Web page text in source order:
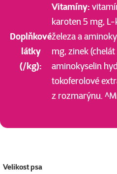
Doplňkové
látky
(/kg):
Vitamíny:
karoten 5 mg,
železa a
mg, zinek
aminokyselin
tokoferolové
z rozmarýnu.
Velikost psa